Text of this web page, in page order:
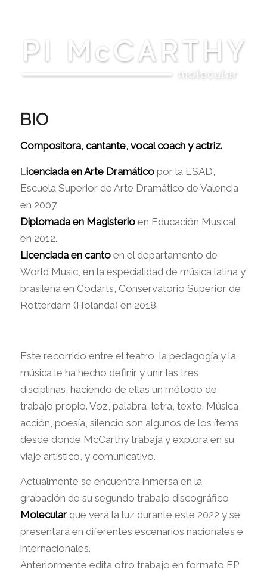
BIO
Compositora, cantante, vocal coach y actriz.
L icenciada en Arte Dramáticopor la ESAD,
Escuela Superior de Arte Dramático de Valencia
en 2007.
Diplomada en Magisterioen Educación Musical
en 2012.
Licenciada en cantoen el departamento de
World Music, en la especialidad de música latina y
brasileña en Codarts, Conservatorio Superior de
Rotterdam (Holanda) en 2018.
Este recorrido entre el teatro, la pedagogía y la
música le ha hecho definir y unir las tres
disciplinas, haciendo de ellas un método de
trabajo propio. Voz, palabra, letra, texto. Música,
acción, poesía, silencio son algunos de los ítems
desde donde McCarthy trabaja y explora en su
viaje artístico, y comunicativo.
Actualmente se encuentra inmersa en la
grabación de su segundo trabajo discográfico
Molecular que verá la luz durante este 2022 y se
presentará en diferentes escenarios nacionales e
internacionales.
Anteriormente edita otro trabajo en formato EP